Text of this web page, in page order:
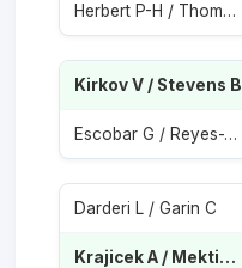
Herbert P-H / Thompson J
Kirkov V / Stevens B
Escobar G / Reyes-Varela M
Darderi L / Garin C
Krajicek A / Mektic N